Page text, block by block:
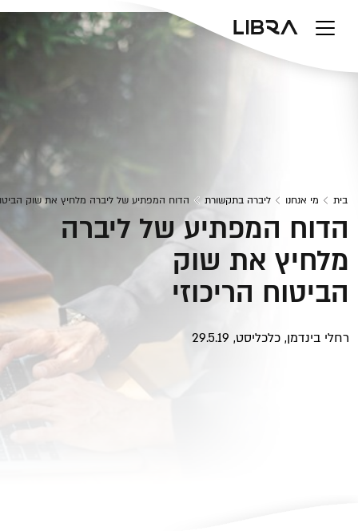
בית מי אנחנו ליברה בתקשורת הדוח המפתיע של ליברה מלחיץ את שוק
הדוח המפתיע של ליברה
מלחיץ את שוק
הביטוח הריכוזי
רחלי בינדמן, כלכליסט, 29.5.19